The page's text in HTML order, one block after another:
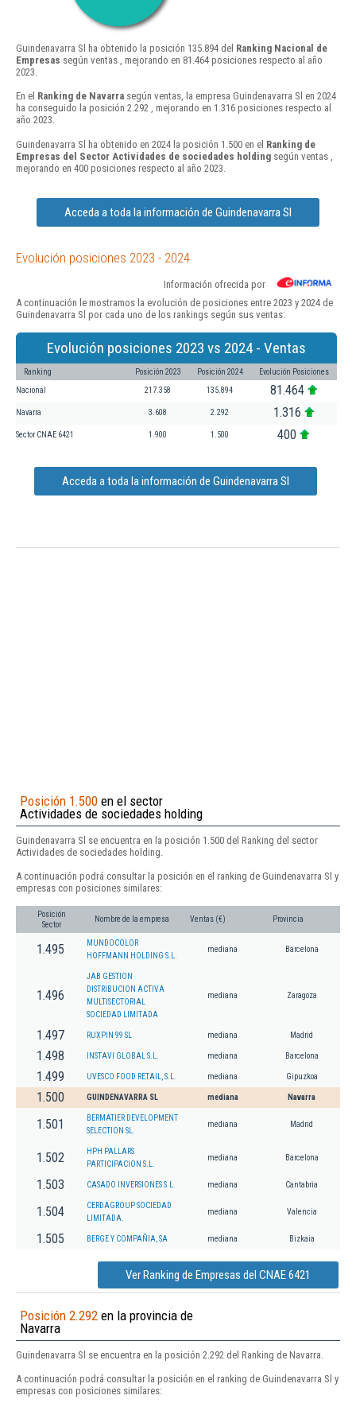
Guindenavarra Sl ha obtenido la posición 135.894 del Ranking Nacional de
Empresas según ventas , mejorando en 81.464 posiciones respecto al año
2023.
En el Ranking de Navarra según ventas, la empresa Guindenavarra Sl en 2024
ha conseguido la posición 2.292 , mejorando en 1.316 posiciones respecto al
año 2023.
Guindenavarra Sl ha obtenido en 2024 la posición 1.500 en el Ranking de
Empresas del Sector Actividades de sociedades holding según ventas ,
mejorando en 400 posiciones respecto al año 2023.
Acceda a toda la información de Guindenavarra Sl
Evolución posiciones 2023 - 2024
Información ofrecida por
A continuación le mostramos la evolución de posiciones entre 2023 y 2024 de
Guindenavarra Sl por cada uno de los rankings según sus ventas:
Evolución posiciones 2023 vs 2024 - Ventas
Ranking Posición 2023 Posición 2024 Evolución Posiciones
Nacional 217.358 135.894 81.464
Navarra 3.608 2.292 1.316
Sector CNAE 6421 1.900 1.500 400
Acceda a toda la información de Guindenavarra Sl
Posición 1.500 en el sector
Actividades de sociedades holding
Guindenavarra Sl se encuentra en la posición 1.500 del Ranking del sector
Actividades de sociedades holding.
A continuación podrá consultar la posición en el ranking de Guindenavarra Sl y
empresas con posiciones similares:
Posición
Sector
Nombre de la empresa Ventas (€) Provincia
1.495
MUNDOCOLOR
HOFFMANN HOLDING S.L.
mediana Barcelona
1.496
JAB GESTION
DISTRIBUCION ACTIVA
MULTISECTORIAL
SOCIEDAD LIMITADA
mediana Zaragoza
1.497 RUXPIN 99 SL mediana Madrid
1.498 INSTAVI GLOBAL S.L. mediana Barcelona
1.499 UVESCO FOOD RETAIL, S.L. mediana Gipuzkoa
1.500 GUINDENAVARRA SL mediana Navarra
1.501
BERMATIER DEVELOPMENT
SELECTION SL.
mediana Madrid
1.502
HPH PALLARS
PARTICIPACION S.L.
mediana Barcelona
1.503 CASADO INVERSIONES S.L. mediana Cantabria
1.504
CERDAGROUP SOCIEDAD
LIMITADA.
mediana Valencia
1.505 BERGE Y COMPAÑIA, SA mediana Bizkaia
Ver Ranking de Empresas del CNAE 6421
Posición 2.292 en la provincia de
Navarra
Guindenavarra Sl se encuentra en la posición 2.292 del Ranking de Navarra.
A continuación podrá consultar la posición en el ranking de Guindenavarra Sl y
empresas con posiciones similares: